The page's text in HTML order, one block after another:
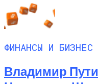
ФИНАНСЫ И БИЗНЕС
Владимир